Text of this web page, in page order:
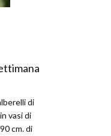
di
vasi di
cm. di